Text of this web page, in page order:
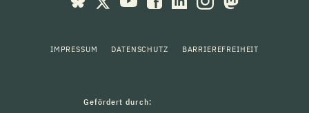
IMPRESSUM DATENSCHUTZ BARRIEREFREIHEIT
Gefördert durch: